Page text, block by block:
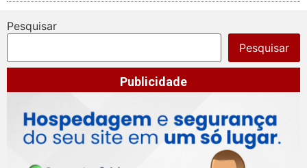
Pesquisar
Pesquisar
Publicidade